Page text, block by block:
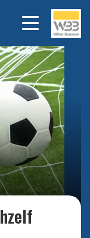
Bekijk alle foto's